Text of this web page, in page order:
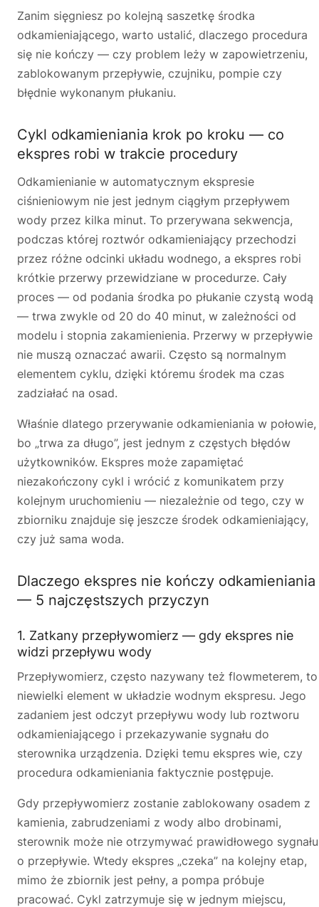
Zanim sięgniesz po kolejną saszetkę środka
odkamieniającego, warto ustalić, dlaczego procedura
się nie kończy — czy problem leży w zapowietrzeniu,
zablokowanym przepływie, czujniku, pompie czy
błędnie wykonanym płukaniu.
Cykl odkamieniania krok po kroku — co
ekspres robi w trakcie procedury
Odkamienianie w automatycznym ekspresie
ciśnieniowym nie jest jednym ciągłym przepływem
wody przez kilka minut. To przerywana sekwencja,
podczas której roztwór odkamieniający przechodzi
przez różne odcinki układu wodnego, a ekspres robi
krótkie przerwy przewidziane w procedurze. Cały
proces — od podania środka po płukanie czystą wodą
— trwa zwykle od 20 do 40 minut, w zależności od
modelu i stopnia zakamienienia. Przerwy w przepływie
nie muszą oznaczać awarii. Często są normalnym
elementem cyklu, dzięki któremu środek ma czas
zadziałać na osad.
Właśnie dlatego przerywanie odkamieniania w połowie,
bo „trwa za długo”, jest jednym z częstych błędów
użytkowników. Ekspres może zapamiętać
niezakończony cykl i wrócić z komunikatem przy
kolejnym uruchomieniu — niezależnie od tego, czy w
zbiorniku znajduje się jeszcze środek odkamieniający,
czy już sama woda.
Dlaczego ekspres nie kończy odkamieniania
— 5 najczęstszych przyczyn
1. Zatkany przepływomierz — gdy ekspres nie
widzi przepływu wody
Przepływomierz, często nazywany też flowmeterem, to
niewielki element w układzie wodnym ekspresu. Jego
zadaniem jest odczyt przepływu wody lub roztworu
odkamieniającego i przekazywanie sygnału do
sterownika urządzenia. Dzięki temu ekspres wie, czy
procedura odkamieniania faktycznie postępuje.
Gdy przepływomierz zostanie zablokowany osadem z
kamienia, zabrudzeniami z wody albo drobinami,
sterownik może nie otrzymywać prawidłowego sygnału
o przepływie. Wtedy ekspres „czeka” na kolejny etap,
mimo że zbiornik jest pełny, a pompa próbuje
pracować. Cykl zatrzymuje się w jednym miejscu,